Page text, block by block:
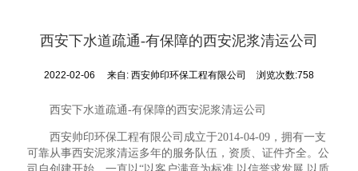
西安下水道疏通-有保障的西安泥浆清运公司
2022-02-06 来自:西安帅印环保工程有限公司 浏览次数:758
西安下水道疏通-有保障的西安泥浆清运公司
西安帅印环保工程有限公司成立于2014-04-09，拥有一支
可靠从事西安泥浆清运多年的服务队伍，资质、证件齐全。公